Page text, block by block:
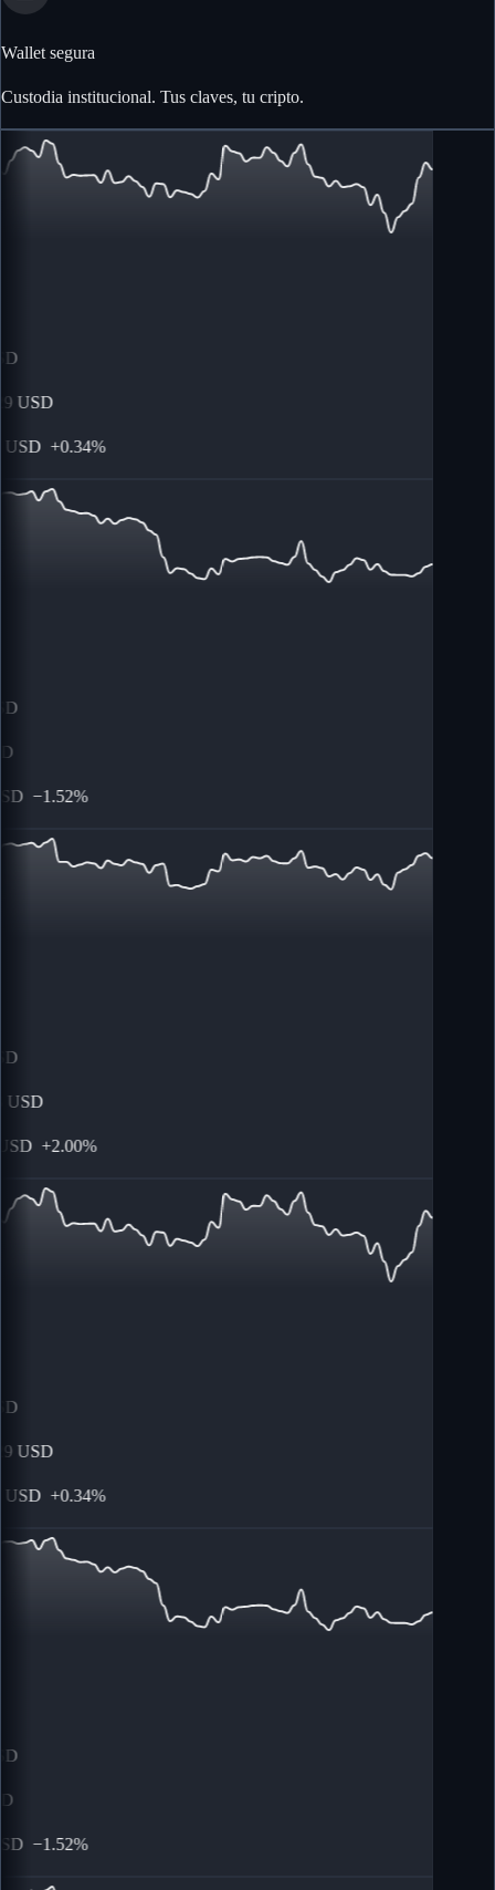
Wallet segura
Custodia institucional. Tus claves, tu cripto.
USD
+ 0.34%
− 1.52%
+ 2.00%
USD
+ 0.34%
− 1.52%